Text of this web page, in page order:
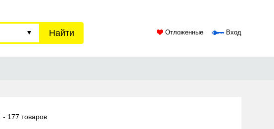
Найти Отложенные Вход
- 177 товаров